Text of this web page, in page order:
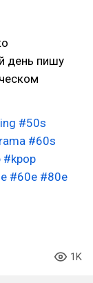
день пишу
#50s
#60s
#kpop
#60е #80е
1K